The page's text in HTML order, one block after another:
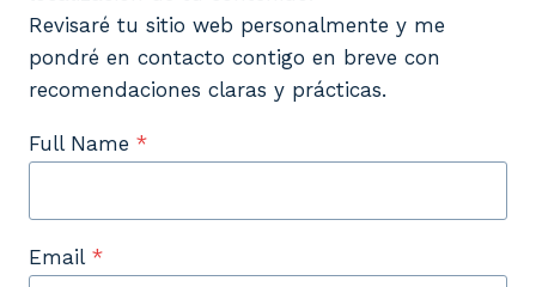
Revisaré tu sitio web personalmente y me
pondré en contacto contigo en breve con
recomendaciones claras y prácticas.
Full Name *
Email *